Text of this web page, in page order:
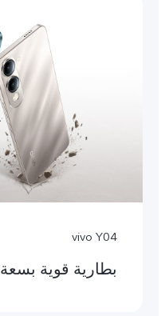
vivo Y04
بطارية قوية بسعة 6000mAh